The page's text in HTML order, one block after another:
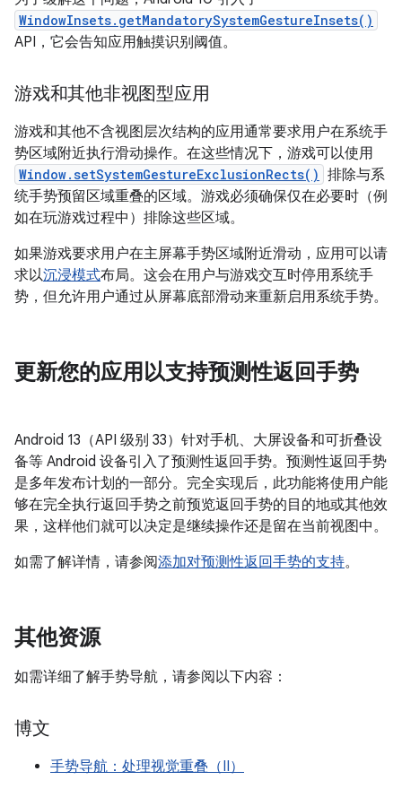
WindowInsets.getMandatorySystemGestureInsets()
API，它会告知应用触摸识别阈值。
游戏和其他非视图型应用
游戏和其他不含视图层次结构的应用通常要求用户在系统手
势区域附近执行滑动操作。在这些情况下，游戏可以使用
Window.setSystemGestureExclusionRects() 排除与系
统手势预留区域重叠的区域。游戏必须确保仅在必要时（例
如在玩游戏过程中）排除这些区域。
如果游戏要求用户在主屏幕手势区域附近滑动，应用可以请
求以沉浸模式布局。这会在用户与游戏交互时停用系统手
势，但允许用户通过从屏幕底部滑动来重新启用系统手势。
更新您的应用以支持预测性返回手势
Android 13（API 级别 33）针对手机、大屏设备和可折叠设
备等 Android 设备引入了预测性返回手势。预测性返回手势
是多年发布计划的一部分。完全实现后，此功能将使用户能
够在完全执行返回手势之前预览返回手势的目的地或其他效
果，这样他们就可以决定是继续操作还是留在当前视图中。
如需了解详情，请参阅添加对预测性返回手势的支持。
其他资源
如需详细了解手势导航，请参阅以下内容：
博文
手势导航：处理视觉重叠（II）